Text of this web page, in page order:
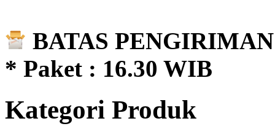
BATAS
* Paket : 16.30 WIB
Kategori Produk